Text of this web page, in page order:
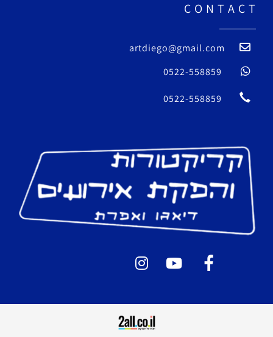
C O N T A C T
artdiego@gmail.com
0522-558859
0522-558859